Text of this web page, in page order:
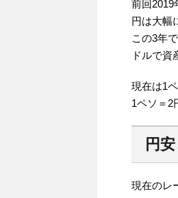
前回2019
円は大幅
この3年
ドルで資
現在は1
1ペソ＝2
円
現在のレ